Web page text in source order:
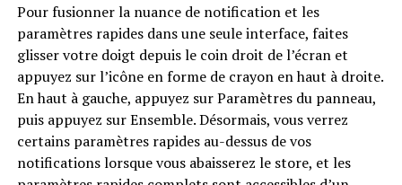
Pour fusionner la nuance de notification et les
paramètres rapides dans une seule interface, faites
glisser votre doigt depuis le coin droit de l’écran et
appuyez sur l’icône en forme de crayon en haut à droite.
En haut à gauche, appuyez sur Paramètres du panneau,
puis appuyez sur Ensemble. Désormais, vous verrez
certains paramètres rapides au-dessus de vos
notifications lorsque vous abaisserez le store, et les